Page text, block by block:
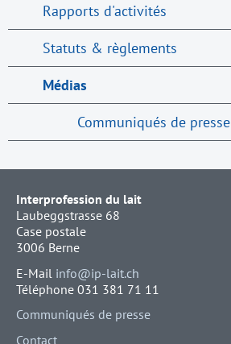
Rapports d'activités
Statuts & règlements
Médias
Communiqués de presse
Interprofession du lait
Laubeggstrasse 68
Case postale
3006 Berne
E-Mail info@ip-lait.ch
Téléphone 031 381 71 11
Communiqués de presse
Contact